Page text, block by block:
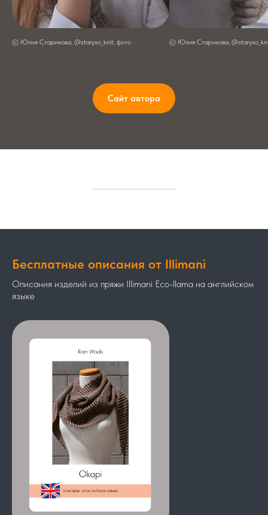
© Юлия Старикова, @staryxo_knit, фото © Юлия Старикова,
Сайт автора
Бесплатные описания от Illimani
Описания изделий из пряжи Illimani Eco-llama на английском
языке